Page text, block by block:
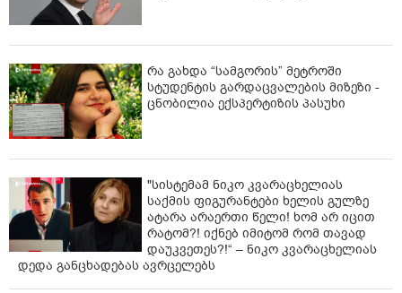
რა გახდა “სამგორის” მეტროში
სტუდენტის გარდაცვალების მიზეზი -
ცნობილია ექსპერტიზის პასუხი
"სისტემამ ნიკო კვარაცხელიას
საქმის ფიგურანტები ხელის გულზე
ატარა არაერთი წელი! ხომ არ იცით
რატომ?! იქნებ იმიტომ რომ თავად
დაუკვეთეს?!“ – ნიკო კვარაცხელიას
დედა განცხადებას ავრცელებს